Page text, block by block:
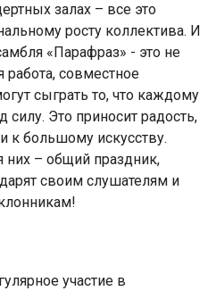
залах – все это
росту коллектива. И
«Парафраз» - это не
работа, совместное
сыграть то, что каждому
силу. Это приносит радость,
к большому искусству.
– общий праздник,
своим слушателям и
участие в